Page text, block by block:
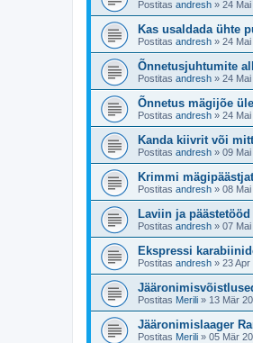
Postitas andresh » 24
Kas usaldada ühte
Postitas andresh » 24
Õnnetusjuhtumite
Postitas andresh » 24
Õnnetus mägijõe
Postitas andresh » 24
Kanda kiivrit või
Postitas andresh » 09
Krimmi
Postitas andresh » 08
Laviin ja
Postitas andresh » 07
Ekspressi
Postitas andresh » 23 Apr
Postitas Merili » 13 Mär
Jääronimislaager
Postitas Merili » 05 Mär